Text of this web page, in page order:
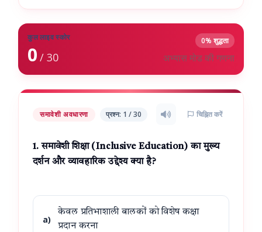
कुल लाइव स्कोर
0 / 30
0% शुद्धता
अभ्यास मोड की गणना
समावेशी अवधारणा प्रश्न: 1 / 30 चिह्नित करें
1. समावेशी शिक्षा (Inclusive Education) का मुख्य
दर्शन और व्यावहारिक उद्देश्य क्या है?
a)
केवल प्रतिभाशाली बालकों को विशेष कक्षा
प्रदान करना